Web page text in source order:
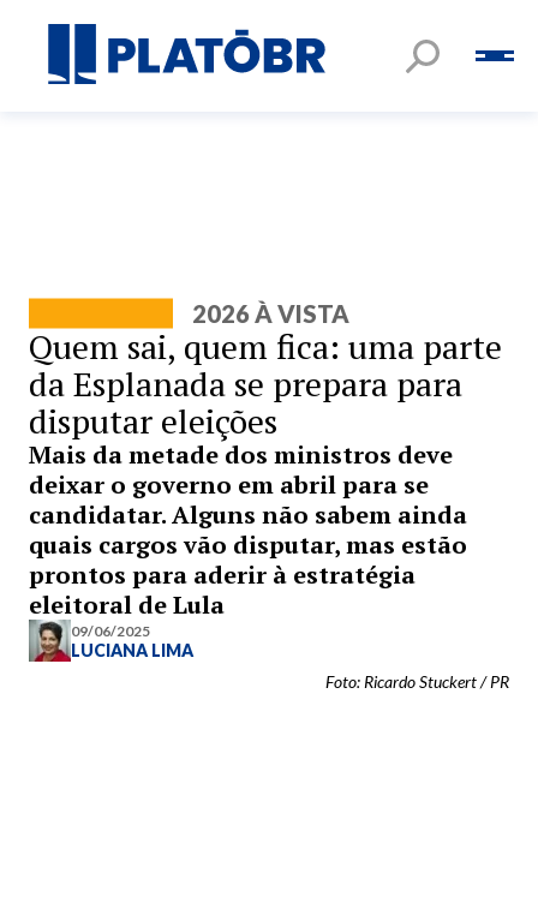
2026 À VISTA
Quem sai, quem fica: uma parte
da Esplanada se prepara para
disputar eleições
Mais da metade dos ministros deve
deixar o governo em abril para se
candidatar. Alguns não sabem ainda
quais cargos vão disputar, mas estão
prontos para aderir à estratégia
eleitoral de Lula
09/06/2025
LUCIANA LIMA
Foto: Ricardo Stuckert / PR